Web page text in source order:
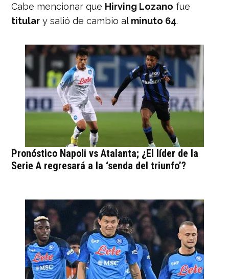
Cabe mencionar que Hirving Lozano fue
titular y salió de cambio al minuto 64.
Pronóstico Napoli vs Atalanta; ¿El líder de la
Serie A regresará a la ‘senda del triunfo’?